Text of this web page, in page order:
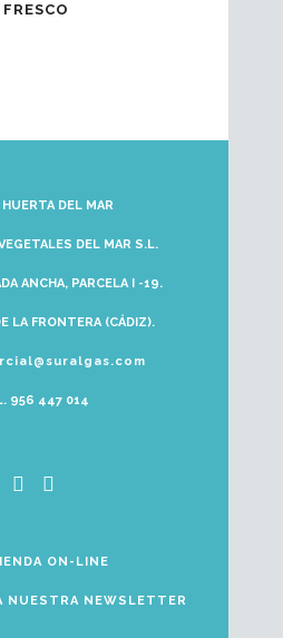
DEL MAR S.L.
ANCHA, PARCELA I -19.
LA FRONTERA (CÁDIZ).
956 447 014
ON-LINE
NUESTRA NEWSLETTER